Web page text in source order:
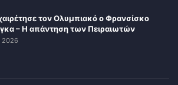
τον Ολυμπιακό ο Φρανσίσκο
– Η απάντηση των Πειραιωτών
2026